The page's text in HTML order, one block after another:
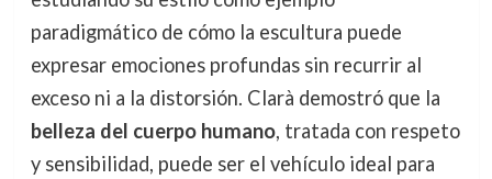
paradigmático de cómo la escultura puede
expresar emociones profundas sin recurrir al
exceso ni a la distorsión. Clarà demostró que la
belleza del cuerpo humano, tratada con respeto
y sensibilidad, puede ser el vehículo ideal para